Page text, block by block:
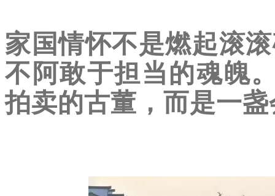
家国情怀不是燃起滚
不阿敢于担当的魂魄
拍卖的古董，而是一